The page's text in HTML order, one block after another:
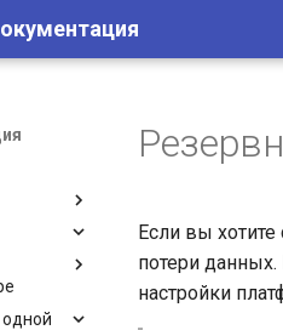
Если вы
потери
настройки